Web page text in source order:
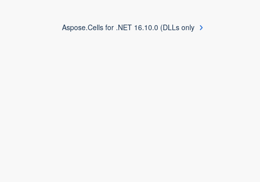
Aspose.Cells for .NET 16.10.0 (DLLs only